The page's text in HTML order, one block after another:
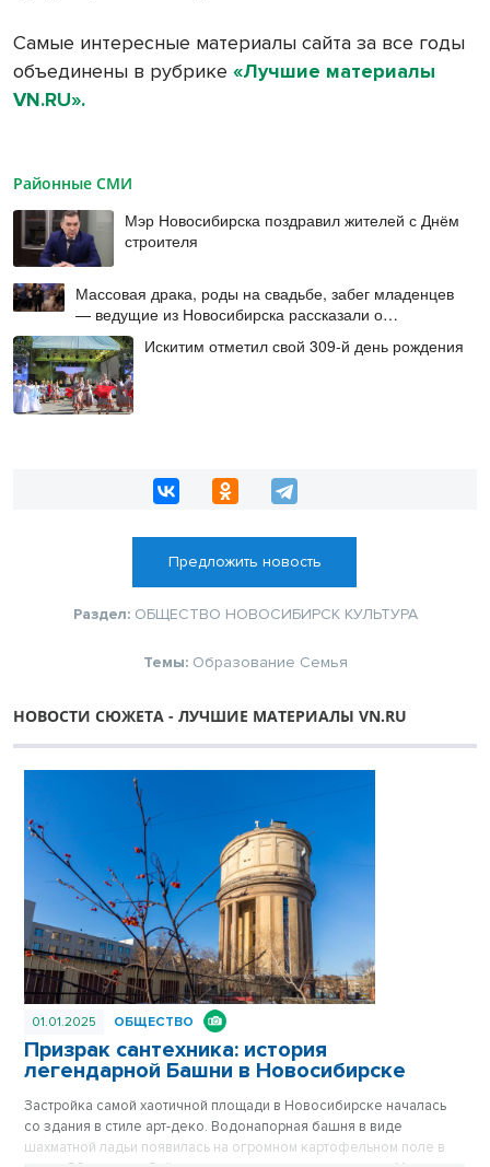
Самые интересные материалы сайта за все годы
объединены в рубрике «Лучшие материалы
VN.RU».
Районные СМИ
Мэр Новосибирска поздравил жителей с Днём
строителя
Массовая драка, роды на свадьбе, забег младенцев
— ведущие из Новосибирска рассказали о
происшествиях на мероприятиях
Искитим отметил свой 309-й день рождения
Предложить новость
Раздел: ОБЩЕСТВО НОВОСИБИРСК КУЛЬТУРА
Темы: Образование Семья
НОВОСТИ СЮЖЕТА - ЛУЧШИЕ МАТЕРИАЛЫ VN.RU
01.01.2025 ОБЩЕСТВО
Призрак сантехника: история
легендарной Башни в Новосибирске
Застройка самой хаотичной площади в Новосибирске началась
со здания в стиле арт-деко. Водонапорная башня в виде
шахматной ладьи появилась на огромном картофельном поле в